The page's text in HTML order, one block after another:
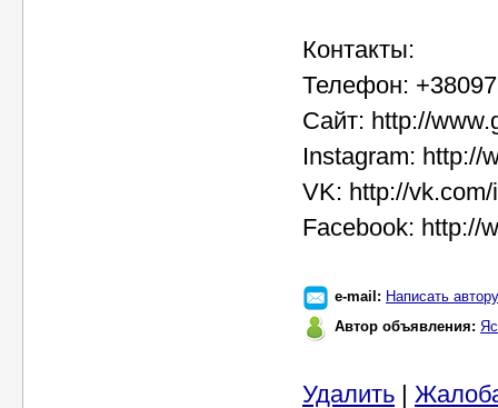
Контакты:
Телефон:
Сайт: http://
Instagram: http://
VK: http://
Facebook: http://
e-mail: Написать автору
Автор объявления:
Удалить |